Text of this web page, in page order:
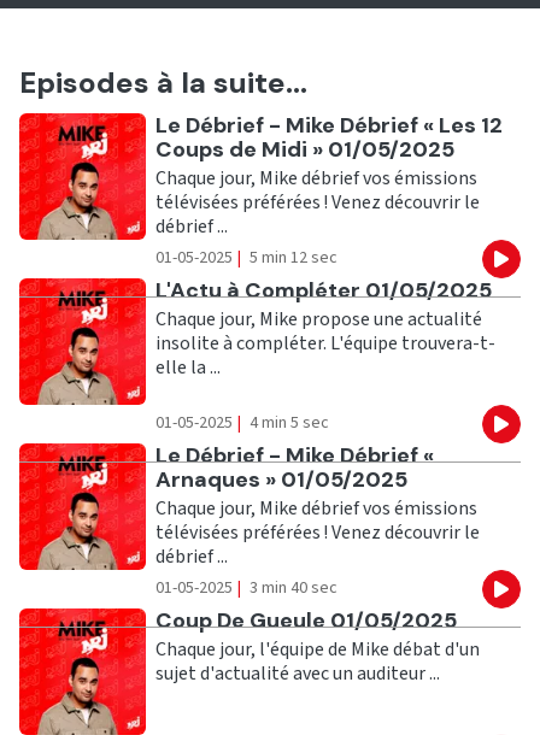
Episodes à la suite...
Ecouter
Le Débrief - Mike Débrief « Les 12
Coups de Midi » 01/05/2025
Chaque jour, Mike débrief vos émissions
télévisées préférées ! Venez découvrir le
débrief ...
01-05-2025 | 5 min 12 sec
Ecouter
L'Actu à Compléter 01/05/2025
Chaque jour, Mike propose une actualité
insolite à compléter. L'équipe trouvera-t-
elle la ...
01-05-2025 | 4 min 5 sec
Ecouter
Le Débrief - Mike Débrief «
Arnaques » 01/05/2025
Chaque jour, Mike débrief vos émissions
télévisées préférées ! Venez découvrir le
débrief ...
01-05-2025 | 3 min 40 sec
Ecouter
Coup De Gueule 01/05/2025
Chaque jour, l'équipe de Mike débat d'un
sujet d'actualité avec un auditeur ...